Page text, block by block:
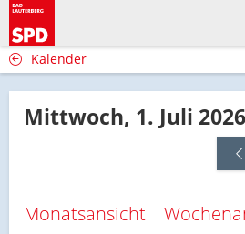
Kalender
Mittwoch, 1. Juli 2026
Monatsansicht